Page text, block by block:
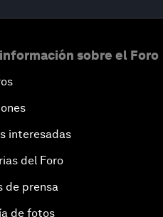
sobre el Foro
interesadas
del Foro
de prensa
de fotos